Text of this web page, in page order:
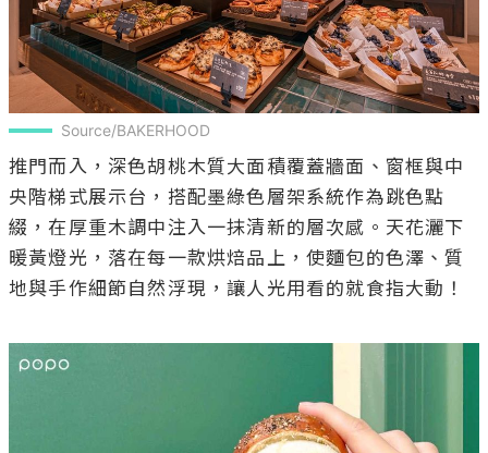
Source/BAKERHOOD
推門而入，深色胡桃木質大面積覆蓋牆面、窗框與中
央階梯式展示台，搭配墨綠色層架系統作為跳色點
綴，在厚重木調中注入一抹清新的層次感。天花灑下
暖黃燈光，落在每一款烘焙品上，使麵包的色澤、質
地與手作細節自然浮現，讓人光用看的就食指大動！